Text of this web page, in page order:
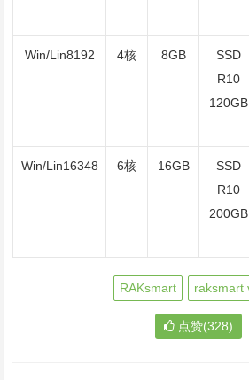
Win/Lin8192 4核 8GB
SSD
R10
120GB
Win/Lin16348 6核 16GB
SSD
R10
200GB
RAKsmart raksmart
点赞(328)